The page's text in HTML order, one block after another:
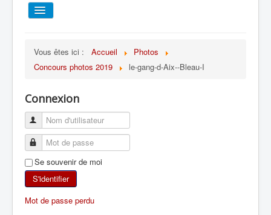
TOUT SUR LE GUMS
ESCALADE
ALPINISME
SKI DE RANDONNÉE
Vous êtes ici : Accueil
Photos
Concours photos 2019
le-gang-d-Aix--Bleau-I
Connexion
Se souvenir de moi
S'identifier
Mot de passe perdu